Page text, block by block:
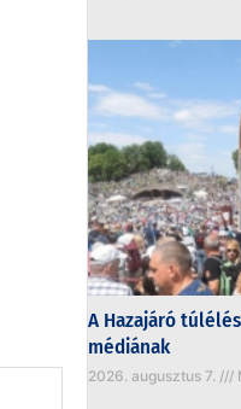
A Hazajáró
médiának
2026. augusztus 7.